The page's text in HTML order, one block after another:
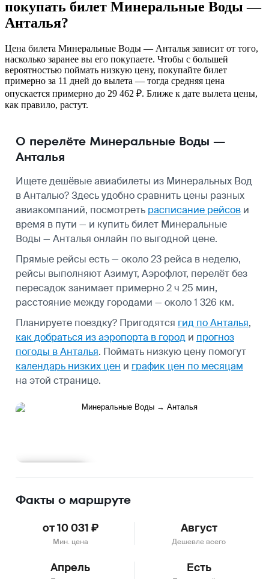
покупать билет Минеральные Воды —
Анталья?
Цена билета Минеральные Воды — Анталья зависит от того,
насколько заранее вы его покупаете. Чтобы с большей
вероятностью поймать низкую цену, покупайте билет
примерно за 11 дней до вылета — тогда средняя цена
опускается примерно до 29 462 ₽. Ближе к дате вылета цены,
как правило, растут.
О перелёте Минеральные Воды —
Анталья
Ищете дешёвые авиабилеты из Минеральных Вод
в Анталью? Здесь удобно сравнить цены разных
авиакомпаний, посмотреть расписание рейсов и
время в пути — и купить билет Минеральные
Воды — Анталья онлайн по выгодной цене.
Прямые рейсы есть — около 23 рейса в неделю,
рейсы выполняют Азимут, Аэрофлот, перелёт без
пересадок занимает примерно 2 ч 25 мин,
расстояние между городами — около 1 326 км.
Планируете поездку? Пригодятся гид по Анталья,
как добраться из аэропорта в город и прогноз
погоды в Анталья. Поймать низкую цену помогут
календарь низких цен и график цен по месяцам
на этой странице.
Факты о маршруте
от 10 031 ₽
Мин. цена
Август
Дешевле всего
Апрель Есть